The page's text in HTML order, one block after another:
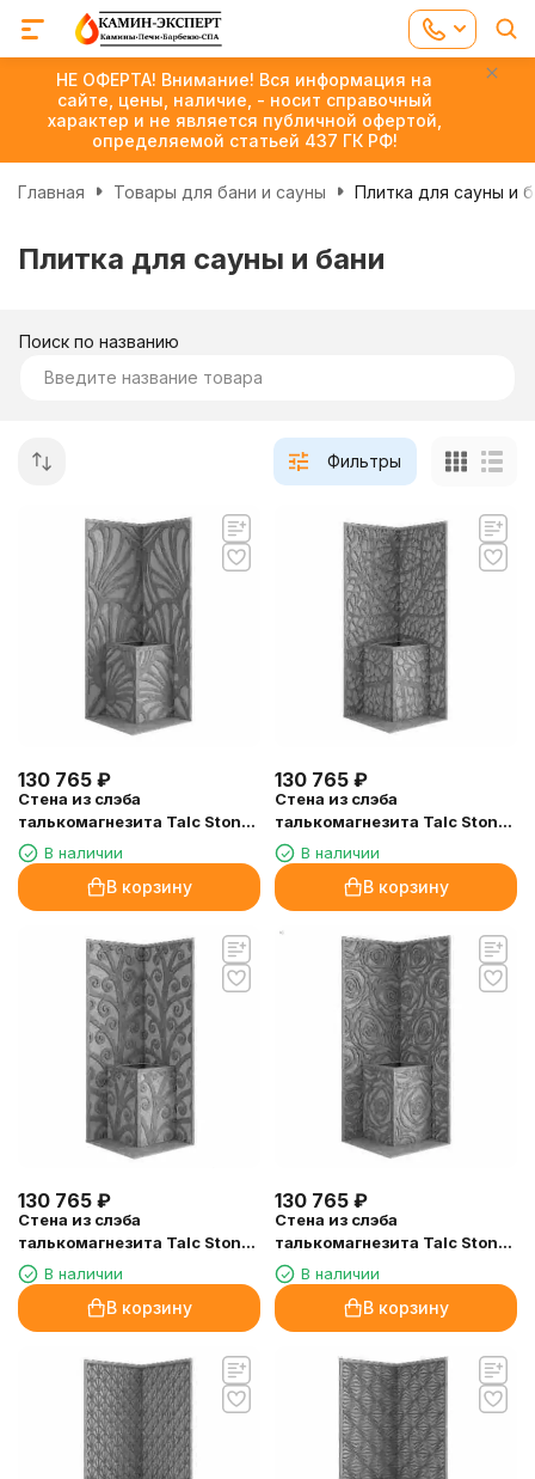
НЕ ОФЕРТА! Внимание! Вся информация на
сайте, цены, наличие, - носит справочный
характер и не является публичной офертой,
определяемой статьей 437 ГК РФ!
Главная Товары для бани и сауны Плитка для сауны и
Плитка для сауны и бани
Поиск по названию
Фильтры
130 765 ₽
Стена из слэба
талькомагнезита Talc Stone
wall 74 с гравировкой
В наличии
В корзину
130 765 ₽
Стена из слэба
талькомагнезита Talc Stone
wall 73 с гравировкой
В наличии
В корзину
130 765 ₽
Стена из слэба
талькомагнезита Talc Stone
wall 72 с гравировкой
В наличии
В корзину
130 765 ₽
Стена из слэба
талькомагнезита Talc Stone
wall 71 с гравировкой
В наличии
В корзину